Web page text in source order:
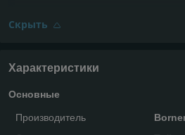
Скрыть
Характеристики
Основные
Производитель